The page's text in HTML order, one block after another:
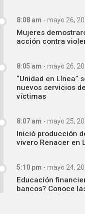
8:08 am - mayo 26,
Mujeres
acción contra
8:05 am - mayo 26,
“Unidad en Línea”
nuevos servicios
víctimas
8:07 am - mayo 25,
Inició producción
vivero Renacer en
5:10 pm - mayo 24,
Educación
bancos? Conoce